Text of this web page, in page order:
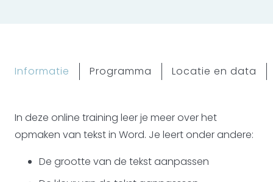
Informatie Programma Locatie en data
In deze online training leer je meer over het
opmaken van tekst in Word. Je leert onder andere:
De grootte van de tekst aanpassen